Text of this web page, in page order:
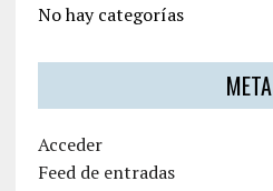
No hay categorías
META
Acceder
Feed de entradas